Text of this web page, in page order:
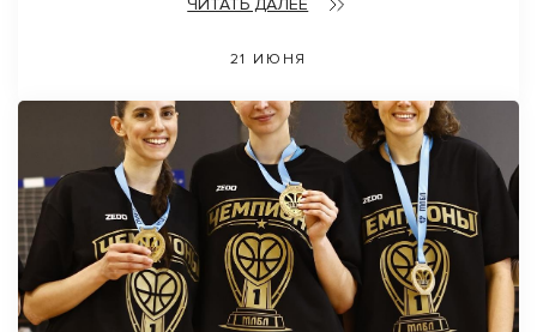
21 ИЮНЯ